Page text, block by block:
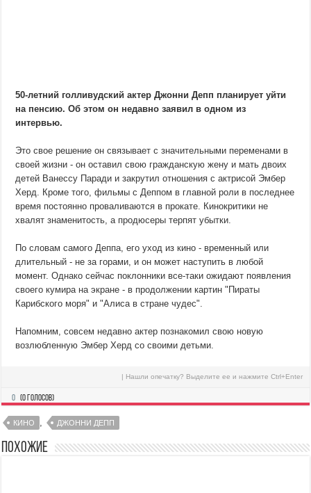
50-летний голливудcкий актер Джонни Депп планирует уйти
на пенсию. Об этом он недавно заявил в одном из
интервью.
Это свое решение он связывает с значительными переменами в
своей жизни - он оставил свою гражданскую жену и мать двоих
детей Ванессу Паради и закрутил отношения с актрисой Эмбер
Херд. Кроме того, фильмы с Деппом в главной роли в последнее
время постоянно проваливаются в прокате. Кинокритики не
хвалят знаменитость, а продюсеры терпят убытки.
По словам самого Деппа, его уход из кино - временный или
длительный - не за горами, и он может наступить в любой
момент. Однако сейчас поклонники все-таки ожидают появления
своего кумира на экране - в продолжении картин "Пираты
Карибского моря" и "Алиса в стране чудес".
Напомним, совсем недавно актер познакомил свою новую
возлюбленную Эмбер Херд со своими детьми.
| Нашли опечатку? Выделите ее и нажмите Ctrl+Enter
0 (0 голосов)
КИНО ДЖОННИ ДЕПП
Похожие